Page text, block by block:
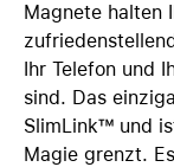
Magnete halten
Ihr Telefon und
sind. Das
SlimLink™ und
Magie grenzt.